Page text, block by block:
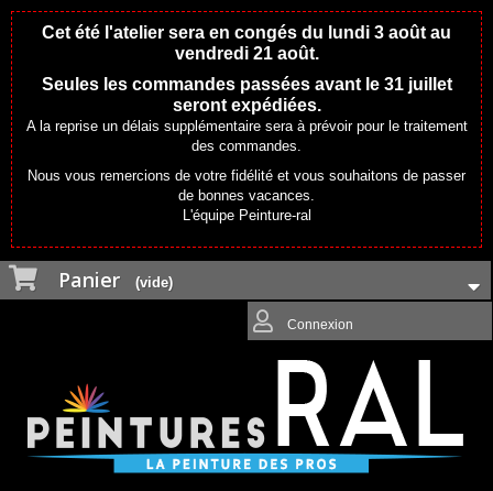
Cet été l'atelier sera en congés du lundi 3 août au
vendredi 21 août.
Seules les commandes passées avant le 31 juillet
seront expédiées.
A la reprise un délais supplémentaire sera à prévoir pour le traitement
des commandes.
Nous vous remercions de votre fidélité et vous souhaitons de passer
de bonnes vacances.
L'équipe Peinture-ral
Panier (vide)
Connexion